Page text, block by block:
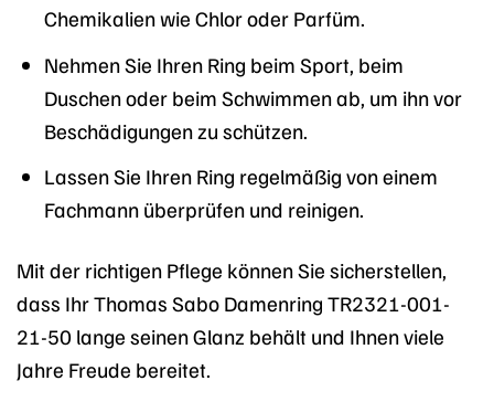
Chemikalien wie Chlor oder Parfüm.
Nehmen Sie Ihren Ring beim Sport, beim
Duschen oder beim Schwimmen ab, um ihn vor
Beschädigungen zu schützen.
Lassen Sie Ihren Ring regelmäßig von einem
Fachmann überprüfen und reinigen.
Mit der richtigen Pflege können Sie sicherstellen,
dass Ihr Thomas Sabo Damenring TR2321-001-
21-50 lange seinen Glanz behält und Ihnen viele
Jahre Freude bereitet.